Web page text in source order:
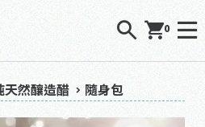
0
天然釀造醋 隨身包